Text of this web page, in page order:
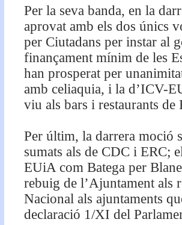
Per la seva banda, en la
aprovat amb els dos únics
per Ciutadans per instar al
finançament mínim de les
han prosperat per
amb celiaquia, i la d’ICV-
viu als bars i restaurants de
Per últim, la darrera moció
sumats als de CDC i ERC;
EUiA com Batega per
rebuig de l’Ajuntament als
Nacional als ajuntaments
declaració 1/XI del